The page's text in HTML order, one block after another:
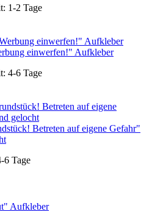
1-2 Tage
einwerfen!" Aufkleber
4-6 Tage
Betreten auf eigene Gefahr"
6 Tage